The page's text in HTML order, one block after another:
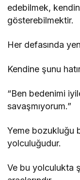
edebilmek,
gösterebilmektir.
Her defasında
Kendine şunu
“Ben bedenimi
savaşmıyorum.”
Yeme bozukluğu
yolculuğudur.
Ve bu yolculukta